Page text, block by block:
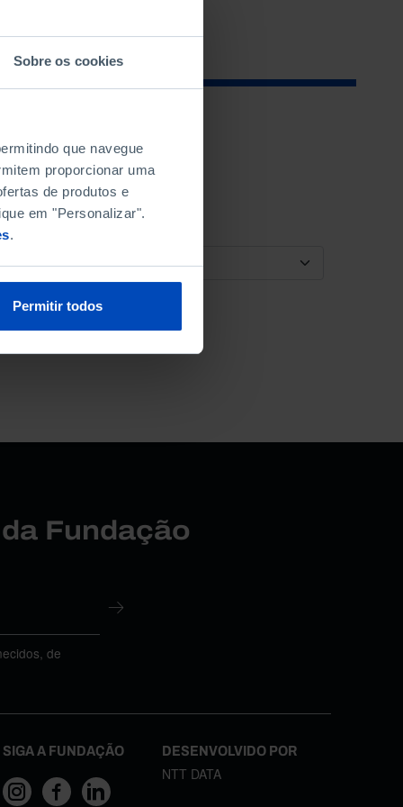
Sobre os cookies
que navegue
proporcionar uma
de produtos e
em "Personalizar".
.
Permitir todos
ORDENAR POR
Fundação
de
SIGA A FUNDAÇÃO DESENVOLVIDO POR
NTT DATA